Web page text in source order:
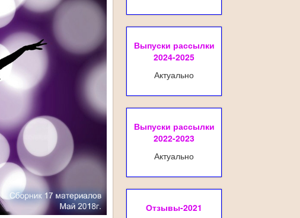
Выпуски рассылки
2024-2025
Актуально
Выпуски рассылки
2022-2023
Актуально
Отзывы-2021